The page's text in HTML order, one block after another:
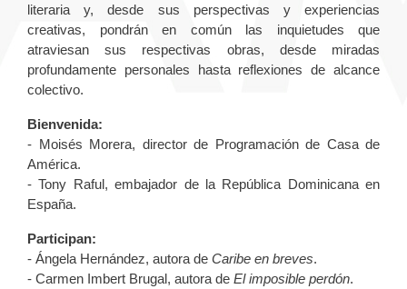
literaria y, desde sus perspectivas y experiencias
creativas, pondrán en común las inquietudes que
atraviesan sus respectivas obras, desde miradas
profundamente personales hasta reflexiones de alcance
colectivo.
Bienvenida:
- Moisés Morera, director de Programación de Casa de
América.
- Tony Raful, embajador de la República Dominicana en
España.
Participan:
- Ángela Hernández, autora de Caribe en breves.
- Carmen Imbert Brugal, autora de El imposible perdón.